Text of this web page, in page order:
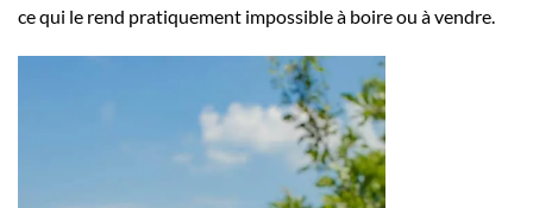
ce qui le rend pratiquement impossible à boire ou à vendre.